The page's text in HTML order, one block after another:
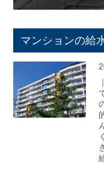
マンションの給